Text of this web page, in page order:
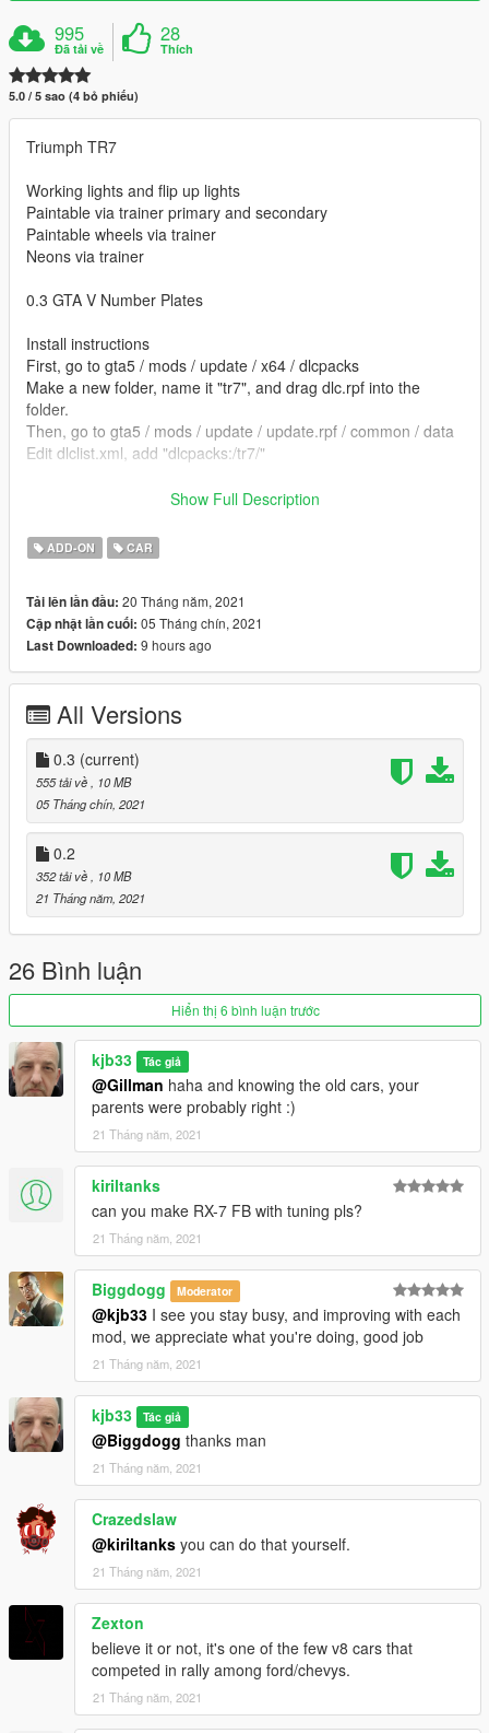
995
Đã tải về
28
Thích
5.0 / 5 sao (4 bỏ phiếu)
Triumph TR7
Working lights and flip up lights
Paintable via trainer primary and secondary
Paintable wheels via trainer
Neons via trainer
0.3 GTA V Number Plates
Install instructions
First, go to gta5 / mods / update / x64 / dlcpacks
Make a new folder, name it "tr7", and drag dlc.rpf into the
folder.
Then, go to gta5 / mods / update / update.rpf / common / data
Edit dlclist.xml, add "dlcpacks:/tr7/"
Model supplied by cooljmac
Show Full Description
ADD-ON CAR
Tải lên lần đầu: 20 Tháng năm, 2021
Cập nhật lần cuối: 05 Tháng chín, 2021
Last Downloaded: 9 hours ago
All Versions
0.3 (current)
555 tải về
, 10 MB
05 Tháng chín, 2021
0.2
352 tải về
, 10 MB
21 Tháng năm, 2021
26 Bình luận
Hiển thị 6 bình luận trước
kjb33 Tác giả
@Gillman haha and knowing the old cars, your
parents were probably right :)
21 Tháng năm, 2021
kiriltanks
can you make RX-7 FB with tuning pls?
21 Tháng năm, 2021
Biggdogg Moderator
@kjb33 I see you stay busy, and improving with each
mod, we appreciate what you're doing, good job
21 Tháng năm, 2021
kjb33 Tác giả
@Biggdogg thanks man
21 Tháng năm, 2021
Crazedslaw
@kiriltanks you can do that yourself.
21 Tháng năm, 2021
Zexton
believe it or not, it's one of the few v8 cars that
competed in rally among ford/chevys.
21 Tháng năm, 2021